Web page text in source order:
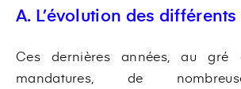
A. L’évolution des
Ces dernières années, au gré
mandatures, de